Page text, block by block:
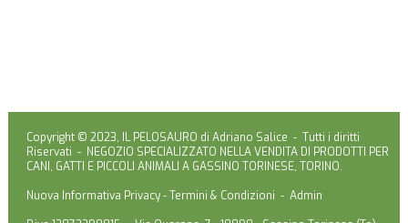
Copyright © 2023, IL PELOSAURO di Adriano Salice - Tutti i diritti
Riservati - NEGOZIO SPECIALIZZATO NELLA VENDITA DI PRODOTTI PER
CANI, GATTI E PICCOLI ANIMALI A GASSINO TORINESE, TORINO.
Nuova Informativa Privacy-Termini & Condizioni - Admin